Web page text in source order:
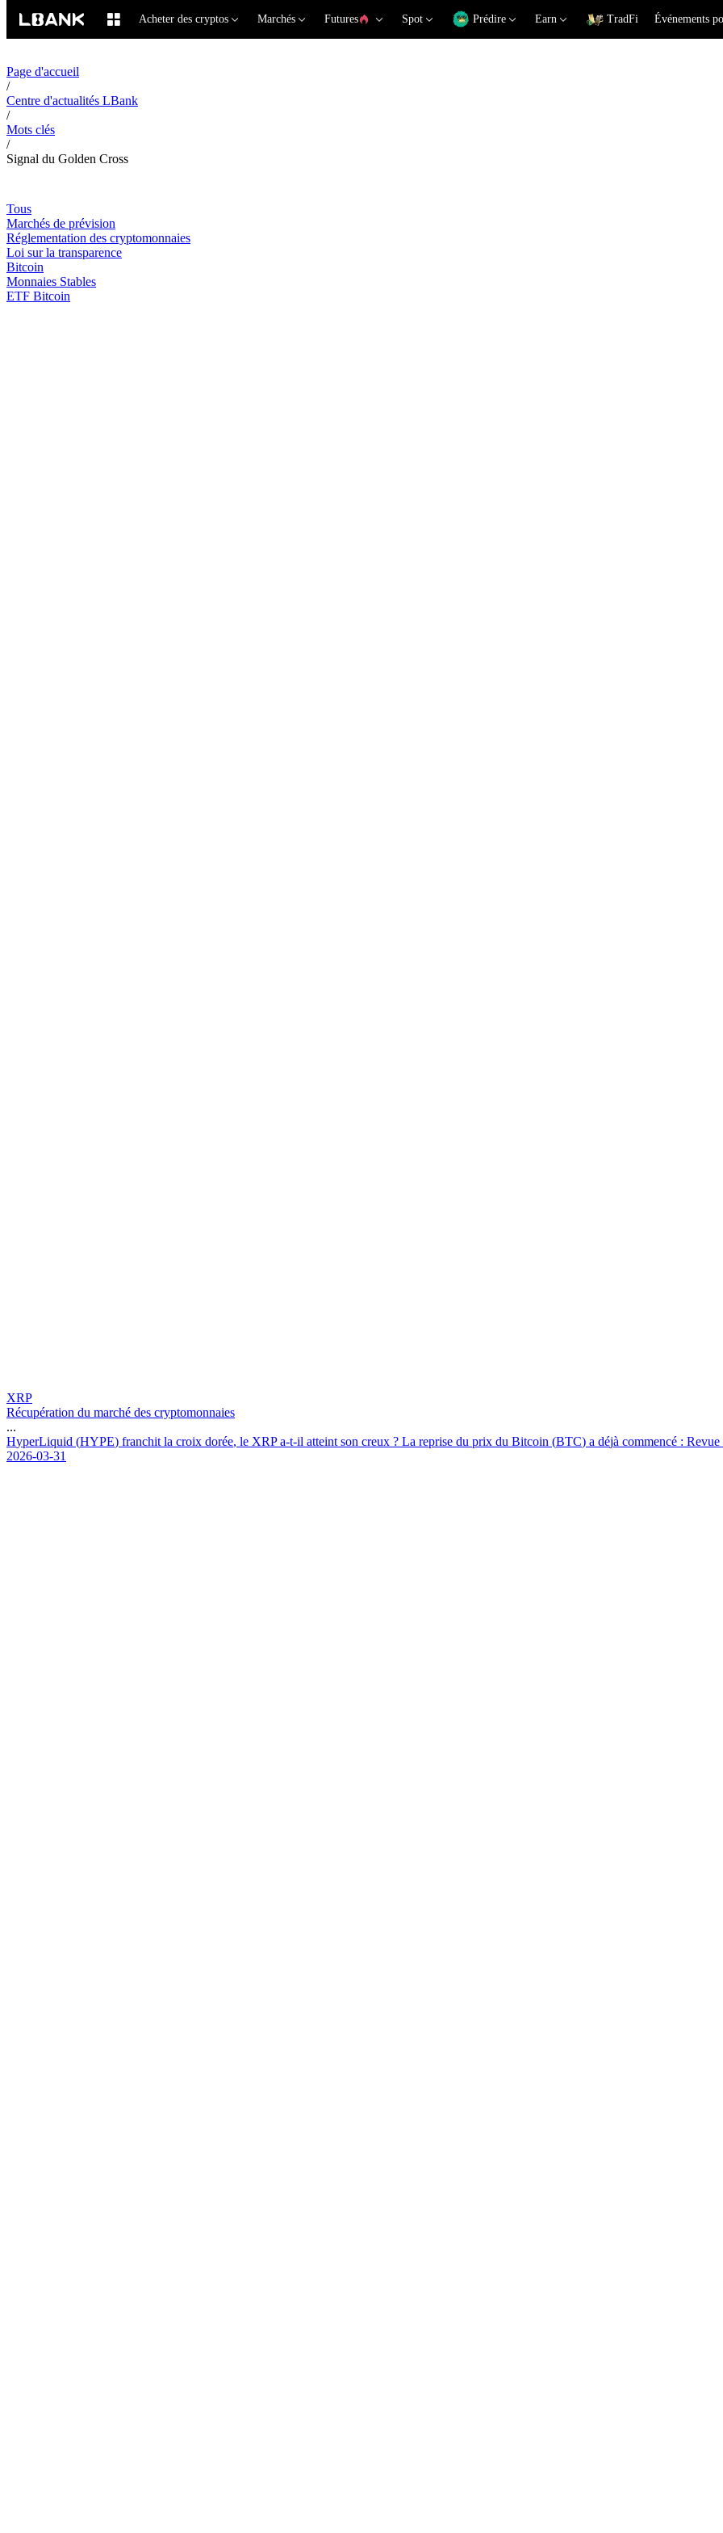
Acheter des cryptos Marchés Futures Spot Prédire Earn TradFi Événements
Page d'accueil
/
Centre d'actualités LBank
/
Mots clés
/
Signal du Golden Cross
Tous
Marchés de prévision
Réglementation des cryptomonnaies
Loi sur la transparence
Bitcoin
Monnaies Stables
ETF Bitcoin
XRP
Récupération du marché des cryptomonnaies
...
HyperLiquid (HYPE) franchit la croix dorée, le XRP a-t-il atteint son creux ? La reprise du prix du Bitcoin (BTC) a déjà commencé : Revue
2026-03-31